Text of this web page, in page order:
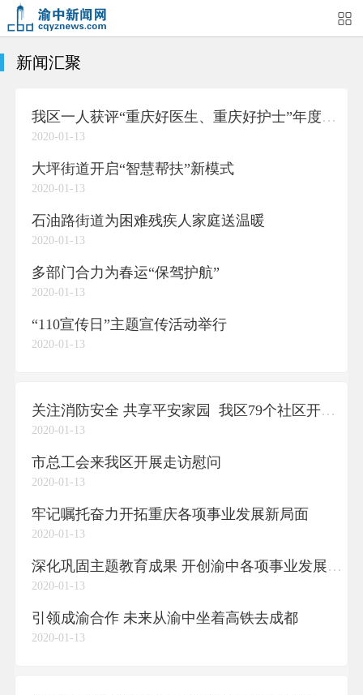
首页
渝中新闻 特别关注 部门动态 街道快讯
企业信息 吃在渝中 住在渝中
新闻汇聚
我区一人获评“重庆好医生、重庆好护士”年度人物
2020-01-13
大坪街道开启“智慧帮扶”新模式
2020-01-13
石油路街道为困难残疾人家庭送温暖
2020-01-13
多部门合力为春运“保驾护航”
2020-01-13
“110宣传日”主题宣传活动举行
2020-01-13
关注消防安全 共享平安家园 我区79个社区开展消防宣传教育活动
2020-01-13
市总工会来我区开展走访慰问
2020-01-13
牢记嘱托奋力开拓重庆各项事业发展新局面
2020-01-13
深化巩固主题教育成果 开创渝中各项事业发展新局面
2020-01-13
引领成渝合作 未来从渝中坐着高铁去成都
2020-01-13